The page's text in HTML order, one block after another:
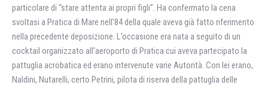
particolare di “stare attenta ai propri figli”. Ha confermato la cena
svoltasi a Pratica di Mare nell’84 della quale aveva già fatto riferimento
nella precedente deposizione. L’occasione era nata a seguito di un
cocktail organizzato all’aeroporto di Pratica cui aveva partecipato la
pattuglia acrobatica ed erano intervenute varie Autorità. Con lei erano,
Naldini, Nutarelli, certo Petrini, pilota di riserva della pattuglia delle